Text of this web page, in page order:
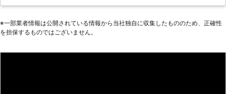
で、お客さまのご負担を軽減すること
かった費用は一切請求いたしません。
を受け付け、ご利用しやすい価格のサ
と不安なときは全国からの依頼に対応
※⼀部業者情報は公開されている情報から当社独⾃に収集したもののため、正確性
を担保するものではございません。